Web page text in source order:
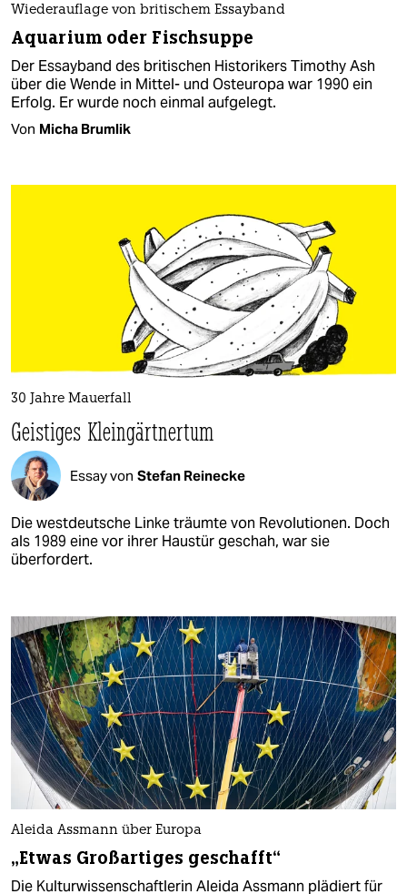
Wiederauflage von britischem Essayband
Aquarium oder Fischsuppe
Der Essayband des britischen Historikers Timothy Ash
über die Wende in Mittel- und Osteuropa war 1990 ein
Erfolg. Er wurde noch einmal aufgelegt.
Von Micha Brumlik
30 Jahre Mauerfall
Geistiges Kleingärtnertum
Essay von Stefan Reinecke
Die westdeutsche Linke träumte von Revolutionen. Doch
als 1989 eine vor ihrer Haustür geschah, war sie
überfordert.
Aleida Assmann über Europa
„Etwas Großartiges geschafft“
Die Kulturwissenschaftlerin Aleida Assmann plädiert für